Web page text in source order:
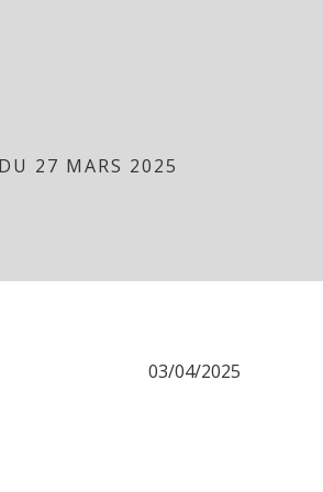
27 MARS 2025
03/04/2025